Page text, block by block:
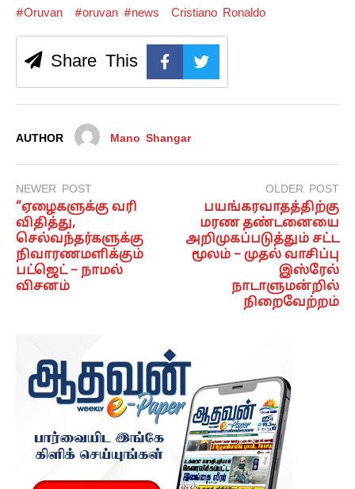
#Oruvan #oruvan #news Cristiano Ronaldo
Share This
AUTHOR Mano Shangar
NEWER POST
“ஏழைகளுக்கு வரி
விதித்து,
செல்வந்தர்களுக்கு
நிவாரணமளிக்கும்
பட்ஜெட் – நாமல்
விசனம்
OLDER POST
பயங்கரவாதத்திற்கு
மரண தண்டனையை
அறிமுகப்படுத்தும் சட்ட
மூலம் – முதல் வாசிப்பு
இஸ்ரேல்
நாடாளுமன்றில்
நிறைவேற்றம்